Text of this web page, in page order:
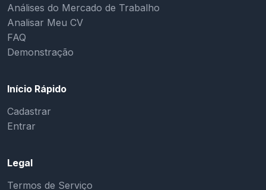
Análises do Mercado de Trabalho
Analisar Meu CV
FAQ
Demonstração
Início Rápido
Cadastrar
Entrar
Legal
Termos de Serviço